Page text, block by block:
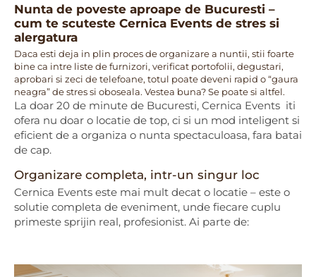
Nunta de poveste aproape de Bucuresti –
cum te scuteste Cernica Events de stres si
alergatura
Daca esti deja in plin proces de organizare a nuntii, stii foarte
bine ca intre liste de furnizori, verificat portofolii, degustari,
aprobari si zeci de telefoane, totul poate deveni rapid o “gaura
neagra” de stres si oboseala. Vestea buna? Se poate si altfel.
La doar 20 de minute de Bucuresti, Cernica Events iti
ofera nu doar o locatie de top, ci si un mod inteligent si
eficient de a organiza o nunta spectaculoasa, fara batai
de cap.
Organizare completa, intr-un singur loc
Cernica Events este mai mult decat o locatie – este o
solutie completa de eveniment, unde fiecare cuplu
primeste sprijin real, profesionist. Ai parte de: